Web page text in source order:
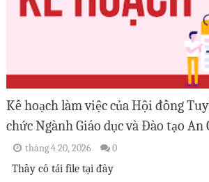
Kế hoạch làm việc của Hội đồng
chức Ngành Giáo dục và Đào tạo An
tháng 4 20, 2026 0
Thầy cô tải file tại đây